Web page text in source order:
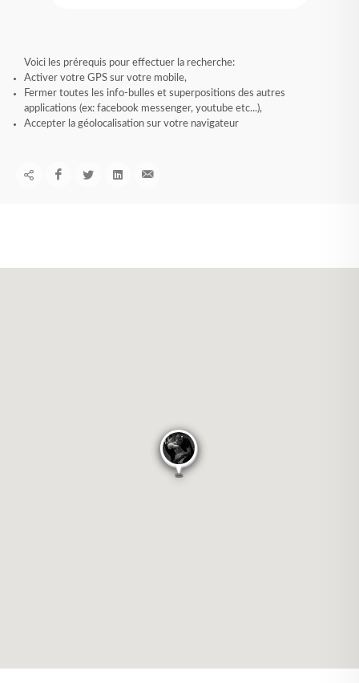
Voici les prérequis pour effectuer la recherche:
Activer votre GPS sur votre mobile,
Fermer toutes les info-bulles et superpositions des autres
applications (ex: facebook messenger, youtube etc...),
Accepter la géolocalisation sur votre navigateur